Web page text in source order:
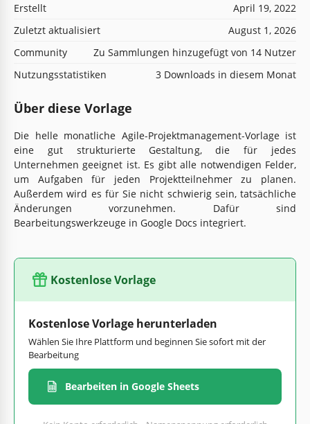
Erstellt
April 19, 2022
Zuletzt aktualisiert
August 1, 2026
Community
Zu Sammlungen hinzugefügt von 14 Nutzer
Nutzungsstatistiken
3 Downloads in diesem Monat
Über diese Vorlage
Die helle monatliche Agile-Projektmanagement-Vorlage ist
eine gut strukturierte Gestaltung, die für jedes
Unternehmen geeignet ist. Es gibt alle notwendigen Felder,
um Aufgaben für jeden Projektteilnehmer zu planen.
Außerdem wird es für Sie nicht schwierig sein, tatsächliche
Änderungen vorzunehmen. Dafür sind
Bearbeitungswerkzeuge in Google Docs integriert.
Kostenlose Vorlage
Kostenlose Vorlage herunterladen
Wählen Sie Ihre Plattform und beginnen Sie sofort mit der
Bearbeitung
Bearbeiten in Google Sheets